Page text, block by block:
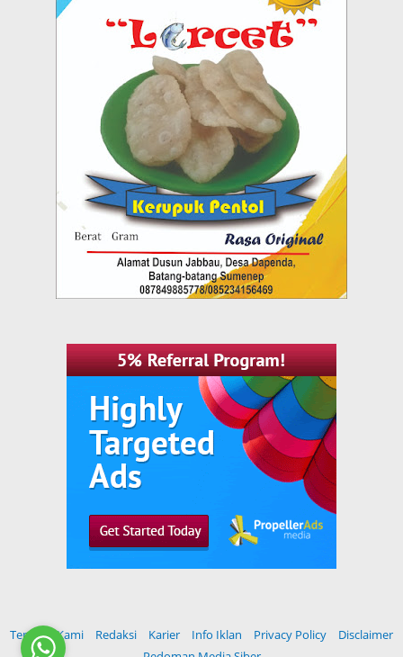
Tentang Kami Redaksi Karier Info Iklan Privacy Policy
Disclaimer